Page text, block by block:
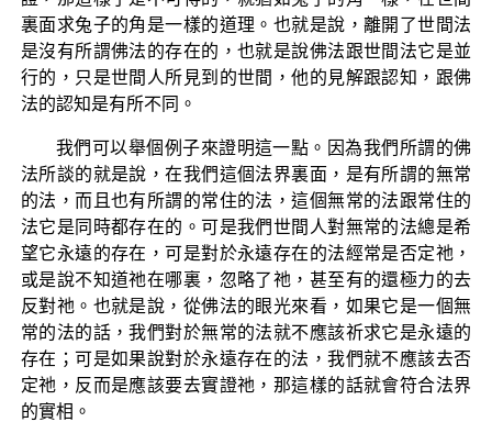
裏面求兔子的角是一樣的道理。也就是說，離開了世間法
是沒有所謂佛法的存在的，也就是說佛法跟世間法它是並
行的，只是世間人所見到的世間，他的見解跟認知，跟佛
法的認知是有所不同。
我們可以舉個例子來證明這一點。因為我們所謂的佛
法所談的就是說，在我們這個法界裏面，是有所謂的無常
的法，而且也有所謂的常住的法，這個無常的法跟常住的
法它是同時都存在的。可是我們世間人對無常的法總是希
望它永遠的存在，可是對於永遠存在的法經常是否定祂，
或是說不知道祂在哪裏，忽略了祂，甚至有的還極力的去
反對祂。也就是說，從佛法的眼光來看，如果它是一個無
常的法的話，我們對於無常的法就不應該祈求它是永遠的
存在；可是如果說對於永遠存在的法，我們就不應該去否
定祂，反而是應該要去實證祂，那這樣的話就會符合法界
的實相。